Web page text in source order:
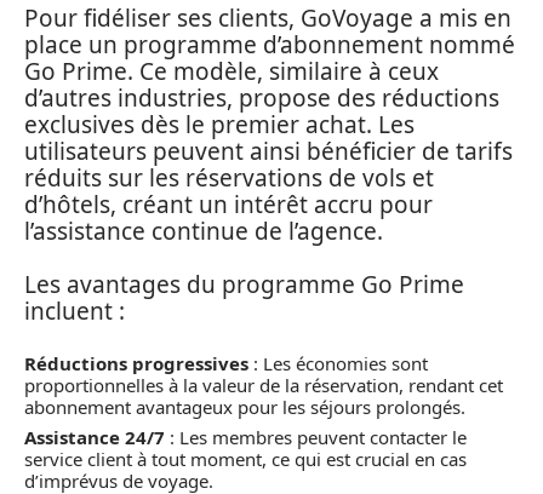
Pour fidéliser ses clients, GoVoyage a mis en
place un programme d’abonnement nommé
Go Prime. Ce modèle, similaire à ceux
d’autres industries, propose des réductions
exclusives dès le premier achat. Les
utilisateurs peuvent ainsi bénéficier de tarifs
réduits sur les réservations de vols et
d’hôtels, créant un intérêt accru pour
l’assistance continue de l’agence.
Les avantages du programme Go Prime
incluent :
Réductions progressives : Les économies sont
proportionnelles à la valeur de la réservation, rendant cet
abonnement avantageux pour les séjours prolongés.
Assistance 24/7 : Les membres peuvent contacter le
service client à tout moment, ce qui est crucial en cas
d’imprévus de voyage.